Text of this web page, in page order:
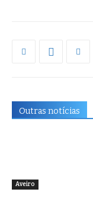
Outras notícias
Aveiro